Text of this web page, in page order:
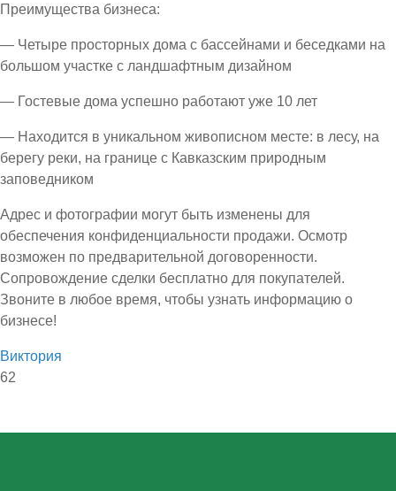
Преимущества бизнеса:
— Четыре просторных дома с бассейнами и беседками на
большом участке с ландшафтным дизайном
— Гостевые дома успешно работают уже 10 лет
— Находится в уникальном живописном месте: в лесу, на
берегу реки, на границе с Кавказским природным
заповедником
Адрес и фотографии могут быть изменены для
обеспечения конфиденциальности продажи. Осмотр
возможен по предварительной договоренности.
Сопровождение сделки бесплатно для покупателей.
Звоните в любое время, чтобы узнать информацию о
бизнесе!
Виктория
62